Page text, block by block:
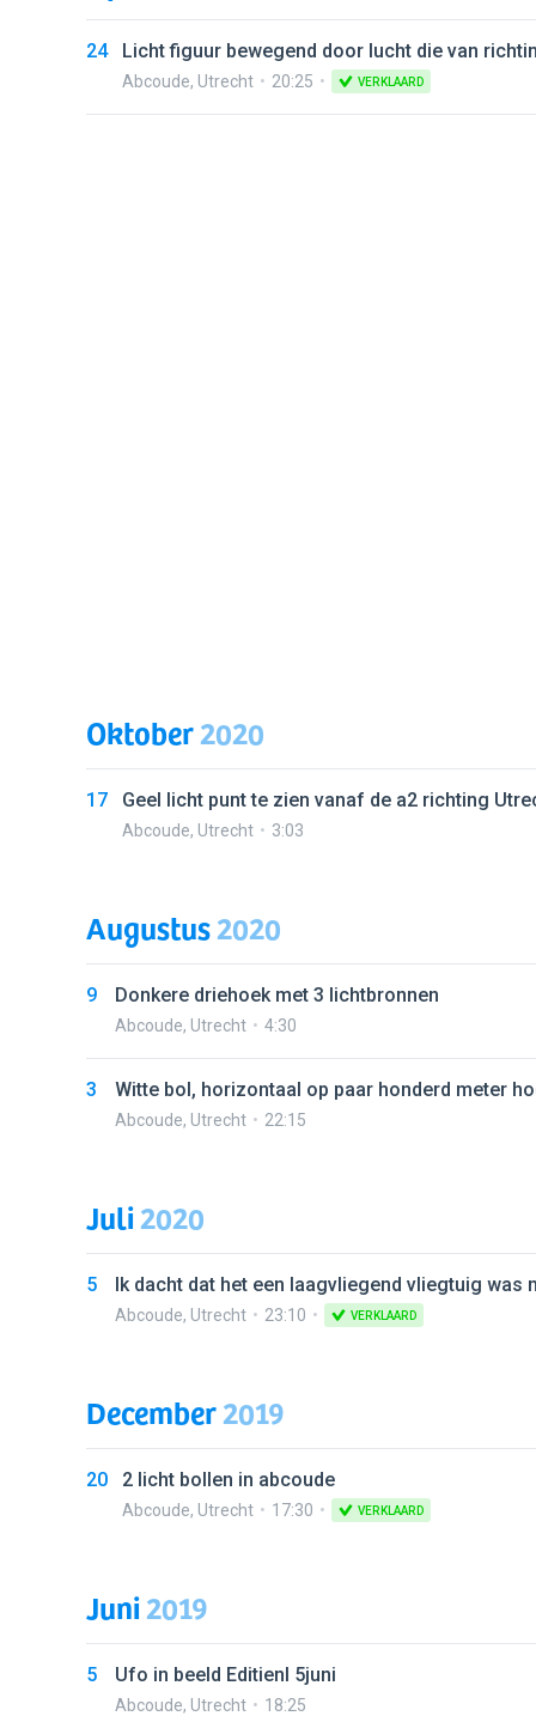
24 Licht figuur bewegend door lucht die van
Abcoude, Utrecht 20:25 VERKLAARD
Oktober2020
17 Geel licht punt te zien vanaf de a2 richting
Abcoude, Utrecht 3:03
Augustus2020
9 Donkere driehoek met 3 lichtbronnen
Abcoude, Utrecht 4:30
3 Witte bol, horizontaal op paar honderd meter
Abcoude, Utrecht 22:15
Juli2020
5 Ik dacht dat het een laagvliegend vliegtuig was
Abcoude, Utrecht 23:10 VERKLAARD
December2019
20 2 licht bollen in abcoude
Abcoude, Utrecht 17:30 VERKLAARD
Juni2019
5 Ufo in beeld Editienl 5juni
Abcoude, Utrecht 18:25